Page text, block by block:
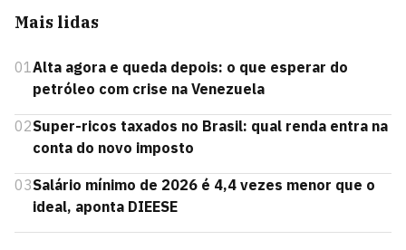
Mais lidas
01Alta agora e queda depois: o que esperar do
petróleo com crise na Venezuela
02Super-ricos taxados no Brasil: qual renda entra na
conta do novo imposto
03Salário mínimo de 2026 é 4,4 vezes menor que o
ideal, aponta DIEESE